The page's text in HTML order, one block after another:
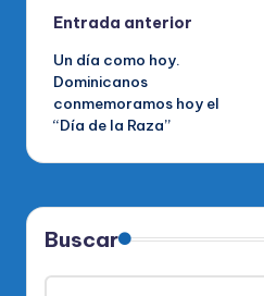
Navegación
de
entradas
Entrada anterior
Un día como hoy.
Dominicanos
conmemoramos hoy el
“Día de la Raza”
Buscar